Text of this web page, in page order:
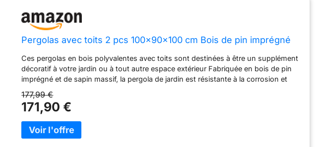
Pergolas avec toits 2 pcs 100x90x100 cm Bois de pin imprégné
Ces pergolas en bois polyvalentes avec toits sont destinées à être un supplément
décoratif à votre jardin ou à tout autre espace extérieur Fabriquée en bois de pin
imprégné et de sapin massif, la pergola de jardin est résistante à la corrosion et
décorer votre allée de jardin Lorsque les vignes grimperont, vous ne pourrez plus
quitter des yeux ces belles pergolas Veuillez noter que le bois est un produit
naturel et peut montrer des imperfections.
177,99 €
171,90 €